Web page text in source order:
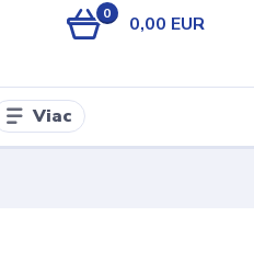
0 0,00 EUR
Viac